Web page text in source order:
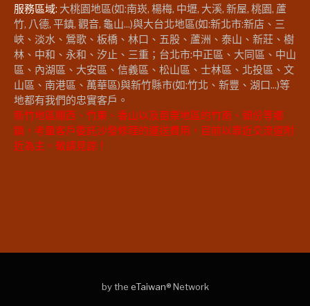
服務區域: 大桃園地區(如:南崁, 楊梅, 中壢, 大溪, 新屋, 桃園, 蘆
竹, 八德, 平鎮, 觀音, 龜山...)與大台北地區(如:新北市:新店、三
峽、淡水、鶯歌、板橋、林口、五股、蘆洲、泰山、新莊、樹
林、中和、永和、汐止、三重；台北市:中正區、大同區、中山
區、內湖區、大安區、信義區、松山區、士林區、北投區、文
山區、南港區、萬華區)與新竹縣市(如:竹北、新豐、湖口...)等
地都有我們的忠實客戶。
新竹地區關西、竹東、香山以及苗栗地區的竹南、頭份等鄉
鎮，考量客戶委託沙發修理的運送費用，目前以靠近交流道附
近為主。敬請見諒！
by the eTaiwan® Network